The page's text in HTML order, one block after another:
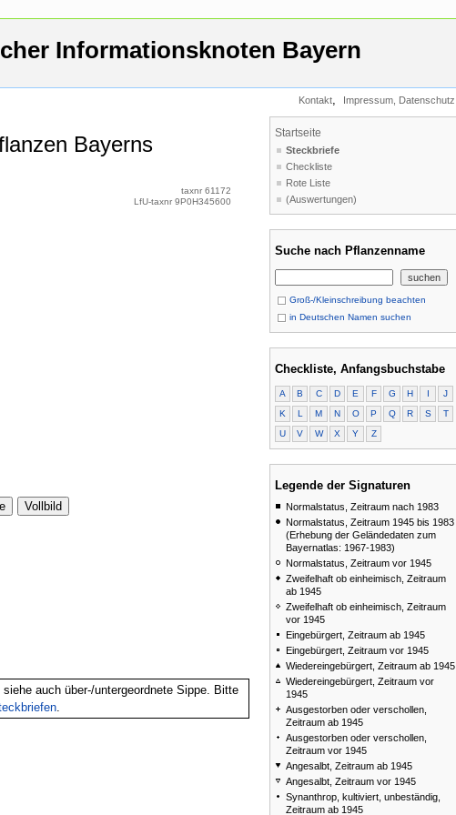
Informationsknoten Bayern
Kontakt, Impressum, Datenschutz
Bayerns
taxnr 61172
LfU-taxnr 9P0H345600
Vollbild
auch über-/untergeordnete Sippe. Bitte
.
Startseite
Steckbriefe
Checkliste
Rote Liste
(Auswertungen)
Suche nach Pflanzenname
Groß-/Kleinschreibung beachten
in Deutschen Namen suchen
Checkliste, Anfangsbuchstabe
A B C D E F G H I
J
K
L M N O P Q R S
T
U
V W X Y Z
Legende der Signaturen
Normalstatus, Zeitraum nach 1983
Normalstatus, Zeitraum 1945 bis 1983
(Erhebung der Geländedaten zum
Bayernatlas: 1967-1983)
Normalstatus, Zeitraum vor 1945
Zweifelhaft ob einheimisch, Zeitraum
ab 1945
Zweifelhaft ob einheimisch, Zeitraum
vor 1945
Eingebürgert, Zeitraum ab 1945
Eingebürgert, Zeitraum vor 1945
Wiedereingebürgert, Zeitraum ab 1945
Wiedereingebürgert, Zeitraum vor
1945
Ausgestorben oder verschollen,
Zeitraum ab 1945
Ausgestorben oder verschollen,
Zeitraum vor 1945
Angesalbt, Zeitraum ab 1945
Angesalbt, Zeitraum vor 1945
Synanthrop, kultiviert, unbeständig,
Zeitraum ab 1945